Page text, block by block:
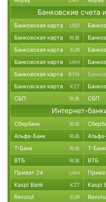
Банковские счета
Банковская карта USD
Банковская карта RUB
Банковская карта EUR
Банковская карта UAH
Банковская карта BYN
Банковская карта KZT
СБП RUB СБП
Интернет-
Сбербанк RUB
Альфа-Банк RUB
Т-Банк RUB Т-Банк
ВТБ RUB ВТБ
Приват 24 UAH
Kaspi Bank KZT Kaspi
Revolut EUR